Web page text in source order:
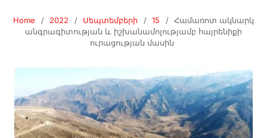
Home 2022 Սեպտեմբերի 15
Համառոտ ակնարկ
անգրագիտության և իշխանամոլությամբ հայրենիքի
ուրացության մասին